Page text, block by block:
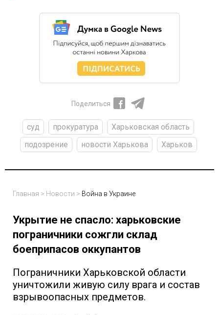
Поделиться
суд прокуратура
Харьковская область
подозрение
новости Харькова Харьков
Главная > Новости > Война в Украине
Укрытие не спасло: харьковские
пограничники сожгли склад
боеприпасов оккупантов
Пограничники Харьковской области
уничтожили живую силу врага и состав
взрывоопасных предметов.